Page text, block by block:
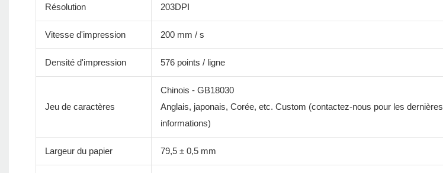
Résolution 203DPI
Vitesse d'impression 200 mm / s
Densité d'impression 576 points / ligne
Jeu de caractères
Chinois - GB18030
Anglais, japonais, Corée, etc. Custom (contactez-nous pour les dernières
informations)
Largeur du papier 79,5 ± 0,5 mm